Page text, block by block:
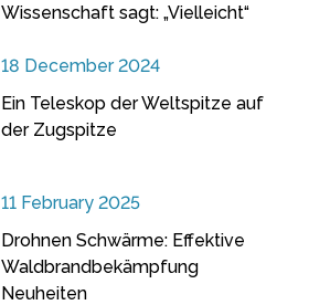
Wissenschaft sagt: „Vielleicht“
18 December 2024
Ein Teleskop der Weltspitze auf
der Zugspitze
11 February 2025
Drohnen Schwärme: Effektive
Waldbrandbekämpfung
Neuheiten